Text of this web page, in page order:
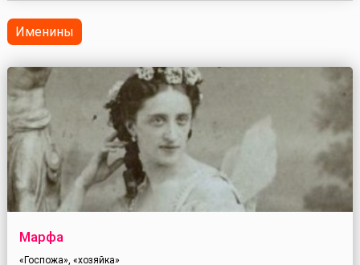
Именины
Марфа
«Госпожа», «хозяйка»